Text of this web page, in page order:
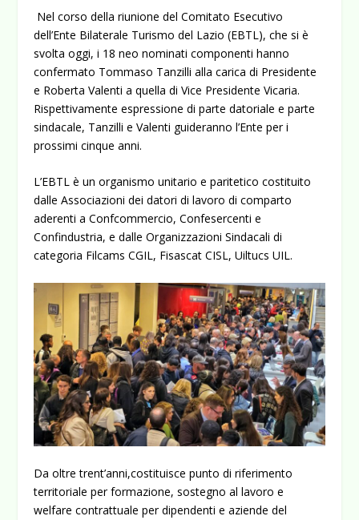
Nel corso della riunione del Comitato Esecutivo
dell’Ente Bilaterale Turismo del Lazio (EBTL), che si è
svolta oggi, i 18 neo nominati componenti hanno
confermato Tommaso Tanzilli alla carica di Presidente
e Roberta Valenti a quella di Vice Presidente Vicaria.
Rispettivamente espressione di parte datoriale e parte
sindacale, Tanzilli e Valenti guideranno l’Ente per i
prossimi cinque anni.
L’EBTL è un organismo unitario e paritetico costituito
dalle Associazioni dei datori di lavoro di comparto
aderenti a Confcommercio, Confesercenti e
Confindustria, e dalle Organizzazioni Sindacali di
categoria Filcams CGIL, Fisascat CISL, Uiltucs UIL.
Da oltre trent’anni,costituisce punto di riferimento
territoriale per formazione, sostegno al lavoro e
welfare contrattuale per dipendenti e aziende del